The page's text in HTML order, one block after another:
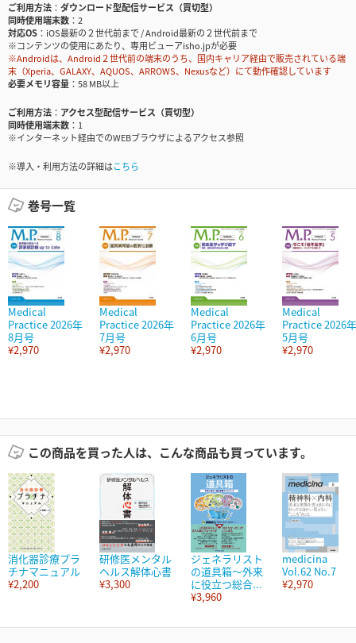
ご利用方法
ダウンロード型配信サービス（買切型）
同時使用端末数
2
対応OS
iOS最新の２世代前まで / Android最新の２世代前まで
※コンテンツの使用にあたり、専用ビューアisho.jpが必要
※Androidは、Android２世代前の端末のうち、国内キャリア経由で販売されている端
末（Xperia、GALAXY、AQUOS、ARROWS、Nexusなど）にて動作確認しています
必要メモリ容量
58 MB以上
ご利用方法
アクセス型配信サービス（買切型）
同時使用端末数
1
※インターネット経由でのWEBブラウザによるアクセス参照
※導入・利用方法の詳細はこちら
巻号一覧
Medical
Practice 2026年
8月号
¥2,970
Medical
Practice 2026年
7月号
¥2,970
Medical
Practice 2026年
6月号
¥2,970
Medical
Practice 2026年
5月号
¥2,970
この商品を買った人は、こんな商品も買っています。
消化器診療プラ
チナマニュアル
¥2,200
研修医メンタル
ヘルス解体心書
¥3,300
ジェネラリスト
の道具箱～外来
に役立つ総合...
¥3,960
medicina
Vol.62 No.7
¥2,970